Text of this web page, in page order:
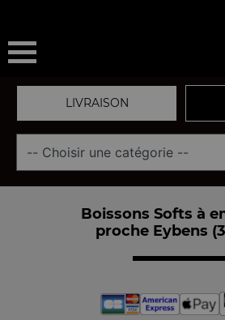
LIVRAISON
Boissons Softs à
proche Eybens